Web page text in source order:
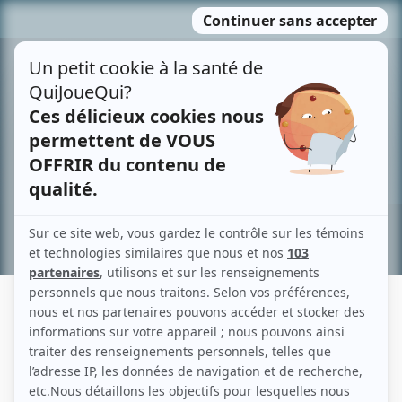
MENU
contenu
Recherche avancée »
PAULA DE VASCONCELOS
Liens
Fiche de Paula de Vasconcelos sur Showbizz.net